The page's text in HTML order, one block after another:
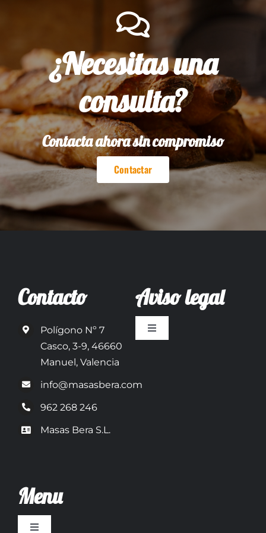
¿Necesitas una
consulta?
Contacta ahora sin compromiso
Contactar
Contacto
Polígono Nº 7
Casco, 3-9, 46660
Manuel, Valencia
info@masasbera.com
962 268 246
Masas Bera S.L.
Aviso legal
Toggle
Menu